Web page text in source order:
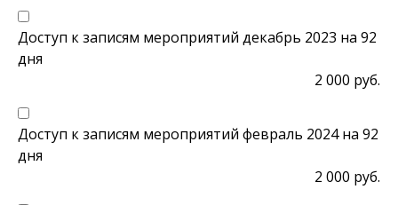
Доступ к записям мероприятий декабрь 2023 на 92
дня
2 000 руб.
Доступ к записям мероприятий февраль 2024 на 92
дня
2 000 руб.